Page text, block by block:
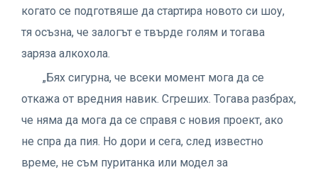
когато се подготвяше да стартира новото си шоу,
тя осъзна, че залогът е твърде голям и тогава
заряза алкохола.
„Бях сигурна, че всеки момент мога да се
откажа от вредния навик. Сгреших. Тогава разбрах,
че няма да мога да се справя с новия проект, ако
не спра да пия. Но дори и сега, след известно
време, не съм пуританка или модел за